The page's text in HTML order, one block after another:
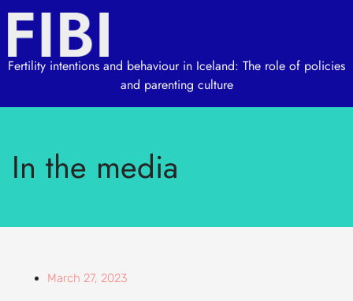
Fertility intentions and behaviour in Iceland: The role of policies
and parenting culture
In the media
March 27, 2023